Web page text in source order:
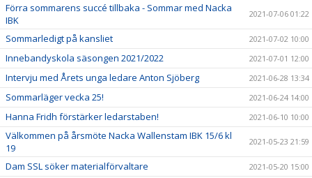
Förra sommarens succé tillbaka - Sommar med Nacka
IBK
2021-07-06 01:22
Sommarledigt på kansliet 2021-07-02 10:00
Innebandyskola säsongen 2021/2022 2021-07-01 12:00
Intervju med Årets unga ledare Anton Sjöberg 2021-06-28 13:34
Sommarläger vecka 25! 2021-06-24 14:00
Hanna Fridh förstärker ledarstaben! 2021-06-10 10:00
Välkommen på årsmöte Nacka Wallenstam IBK 15/6 kl
19
2021-05-23 21:59
Dam SSL söker materialförvaltare 2021-05-20 15:00